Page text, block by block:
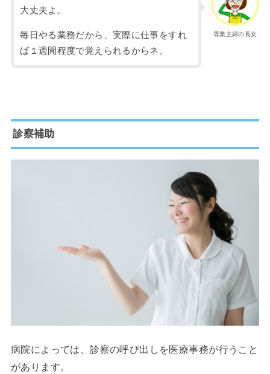
専業主婦の長女
大丈夫よ。
毎日やる業務だから、実際に仕事をすれ
ば１週間程度で覚えられるからネ。
診察補助
病院によっては、診察の呼び出しを医療事務が行うこと
があります。